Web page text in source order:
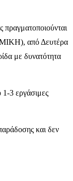
από Δευτέρα
με δυνατότητα
3 εργάσιμες
και δεν